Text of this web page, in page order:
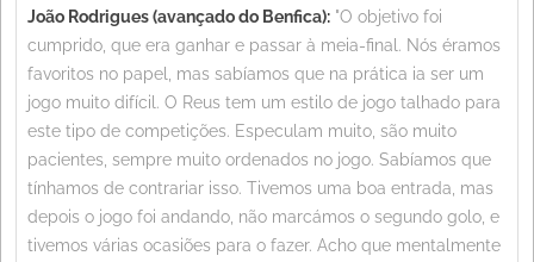
João Rodrigues (avançado do Benfica): "O objetivo foi
cumprido, que era ganhar e passar à meia-final. Nós éramos
favoritos no papel, mas sabíamos que na prática ia ser um
jogo muito difícil. O Reus tem um estilo de jogo talhado para
este tipo de competições. Especulam muito, são muito
pacientes, sempre muito ordenados no jogo. Sabíamos que
tínhamos de contrariar isso. Tivemos uma boa entrada, mas
depois o jogo foi andando, não marcámos o segundo golo, e
tivemos várias ocasiões para o fazer. Acho que mentalmente